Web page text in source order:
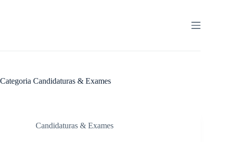
Categoria Candidaturas & Exames
Candidaturas & Exames